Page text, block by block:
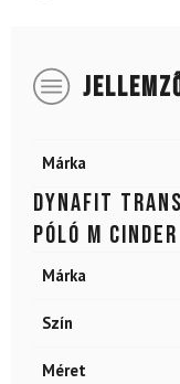
Márka
DYNAFIT
póló M Cinder
Márka
Szín
Méret